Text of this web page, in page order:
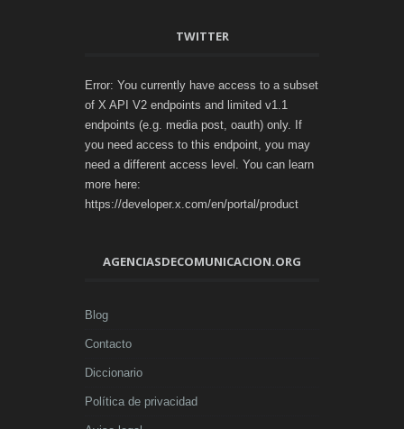
TWITTER
Error: You currently have access to a subset
of X API V2 endpoints and limited v1.1
endpoints (e.g. media post, oauth) only. If
you need access to this endpoint, you may
need a different access level. You can learn
more here:
https://developer.x.com/en/portal/product
AGENCIASDECOMUNICACION.ORG
Blog
Contacto
Diccionario
Política de privacidad